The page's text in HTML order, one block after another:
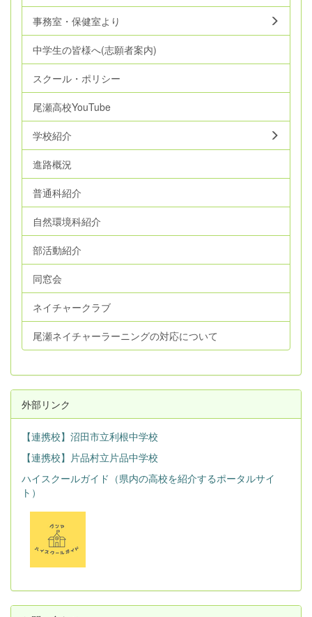
事務室・保健室より
中学生の皆様へ(志願者案内)
スクール・ポリシー
尾瀬高校YouTube
学校紹介
進路概況
普通科紹介
自然環境科紹介
部活動紹介
同窓会
ネイチャークラブ
尾瀬ネイチャーラーニングの対応について
外部リンク
【連携校】沼田市立利根中学校
【連携校】片品村立片品中学校
ハイスクールガイド（県内の高校を紹介するポータルサイ
ト）